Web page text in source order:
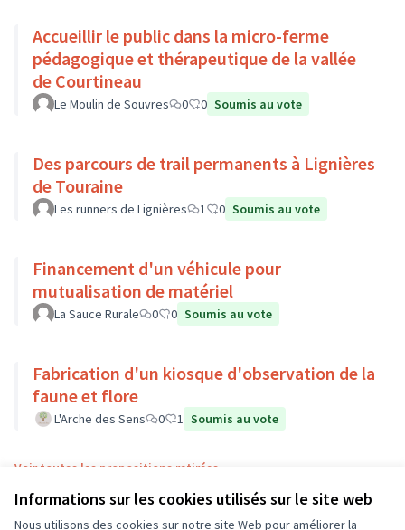
Informations sur les cookies utilisés sur le site web
Nous utilisons des cookies sur notre site Web pour améliorer la
Accueillir le public dans la micro-ferme
pédagogique et thérapeutique de la vallée
de Courtineau
Le Moulin de Souvres 0 0 Soumis au vote
Des parcours de trail permanents à Lignières
de Touraine
Les runners de Lignières 1 0 Soumis au vote
Financement d'un véhicule pour
mutualisation de matériel
La Sauce Rurale 0 0 Soumis au vote
Fabrication d'un kiosque d'observation de la
faune et flore
L'Arche des Sens 0 1 Soumis au vote
Voir toutes les propositions retirées